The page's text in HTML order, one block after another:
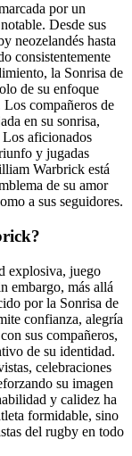
por un
Desde sus
neozelandés hasta
consistentemente
la Sonrisa de
de su enfoque
compañeros de
en su sonrisa,
aficionados
y jugadas
Warbrick está
de su amor
a sus seguidores.
explosiva, juego
embargo, más allá
por la Sonrisa de
confianza, alegría
sus compañeros,
de su identidad.
celebraciones
su imagen
y calidez ha
formidable, sino
del rugby en todo